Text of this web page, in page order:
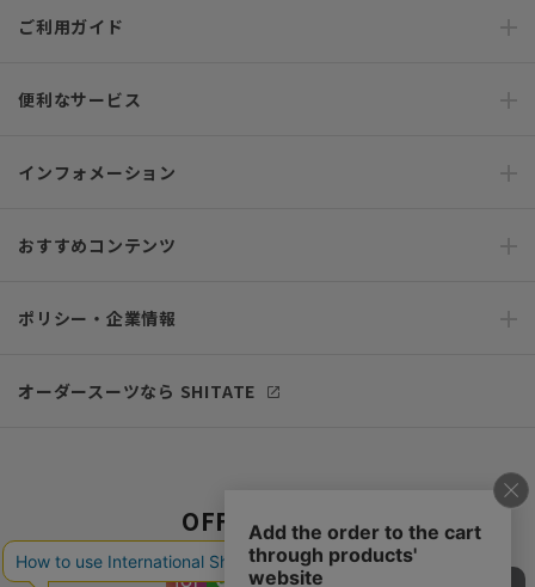
ご利用ガイド
便利なサービス
インフォメーション
おすすめコンテンツ
ポリシー・企業情報
オーダースーツなら SHITATE
OFFICIAL SNS